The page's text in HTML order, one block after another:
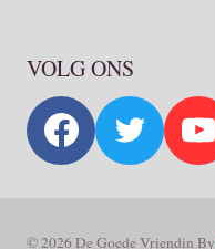
VOLG ONS
© 2026 De Goede Vriendin By